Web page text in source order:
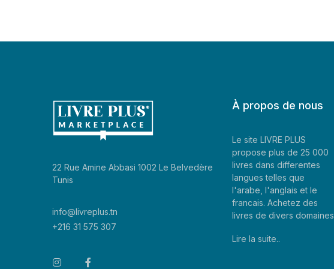
22 Rue Amine Abbasi 1002 Le Belvedère
Tunis
info@livreplus.tn
+216 31 575 307
À propos de nous
Le site LIVRE PLUS
propose plus de 25 000
livres dans differentes
langues telles que
l'arabe, l'anglais et le
francais. Achetez des
livres de divers domaines
Lire la suite..